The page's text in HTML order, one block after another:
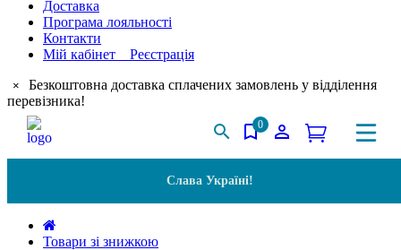
Доставка
Програма лояльності
Контакти
Мій кабінет Реєстрація
×
Безкоштовна доставка сплачених замовлень у відділення
перевізника!
0
Слава Україні!
Товари зі знижкою